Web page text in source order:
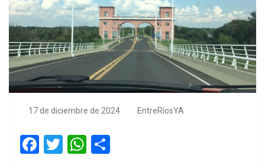
17 de diciembre de 2024 EntreRíosYA
F
T
W